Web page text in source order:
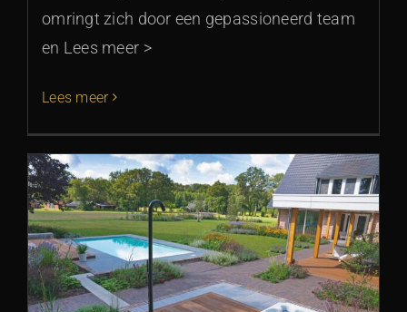
omringt zich door een gepassioneerd team
en Lees meer >
Lees meer